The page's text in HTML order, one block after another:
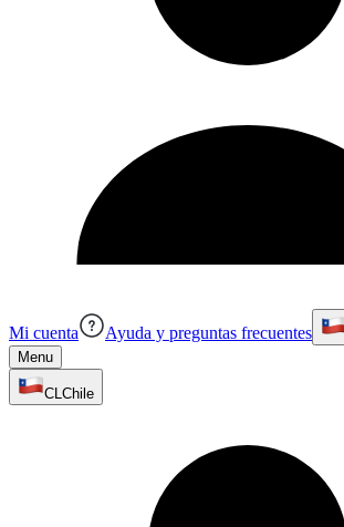
Mi cuenta Ayuda y preguntas frecuentes
Menu
CL Chile